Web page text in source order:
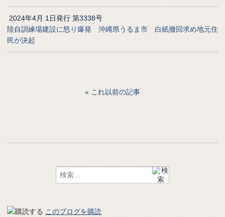
2024年4月 1日発行 第3338号
陸自訓練場建設に怒り爆発 沖縄県うるま市 白紙撤回求め地元住
民が決起
これ以前の記事
このブログを購読